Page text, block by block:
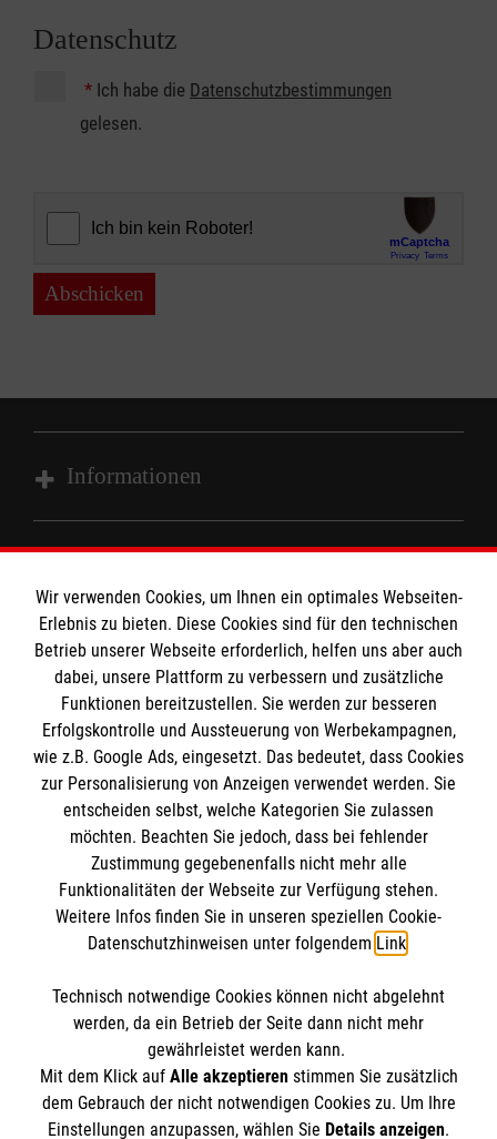
Datenschutz
* Ich habe die Datenschutzbestimmungen
gelesen.
Abschicken
Informationen
Impressum
Datenschutz
Barrierefreiheit
Kontakt
Presse
Den Beauftragten für Medizinproduktesicherheit
im Malteser Rettungsdienst und den
Einsatzdiensten der Malteser können Sie unter
gmb_mpg@malteser.org
kontaktieren.
Die Malteser
Malteserorden
Malteser Jugend
Malteser International
Malteser Intern
Spendenkonto
Empfänger: Malteser Hilfsdienst e.V.
Pax-Bank für Kirche und Caritas eG
IBAN: DE26370601201201209230
BIC: GENODED1PA7
So finden Sie uns
Berliner Str. 52F
38104 Braunschweig
Telefon:0531 2379790
Email:info.braunschweig@malteser.org
Accordion 1
Der Malteser Hilfsdienst e.V. ist als eingetragene
Wir verwenden Cookies, um Ihnen ein optimales Webseiten-
Erlebnis zu bieten. Diese Cookies sind für den technischen
Betrieb unserer Webseite erforderlich, helfen uns aber auch
dabei, unsere Plattform zu verbessern und zusätzliche
Funktionen bereitzustellen. Sie werden zur besseren
Erfolgskontrolle und Aussteuerung von Werbekampagnen,
wie z.B. Google Ads, eingesetzt. Das bedeutet, dass Cookies
zur Personalisierung von Anzeigen verwendet werden. Sie
entscheiden selbst, welche Kategorien Sie zulassen
möchten. Beachten Sie jedoch, dass bei fehlender
Zustimmung gegebenenfalls nicht mehr alle
Funktionalitäten der Webseite zur Verfügung stehen.
Weitere Infos finden Sie in unseren speziellen Cookie-
Datenschutzhinweisen unter folgendem Link.
Technisch notwendige Cookies können nicht abgelehnt
werden, da ein Betrieb der Seite dann nicht mehr
gewährleistet werden kann.
Mit dem Klick auf Alle akzeptierenstimmen Sie zusätzlich
dem Gebrauch der nicht notwendigen Cookies zu. Um Ihre
Einstellungen anzupassen, wählen Sie Details anzeigen.